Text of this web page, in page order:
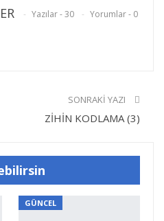
Yazılar - 30 Yorumlar - 0
SONRAKI YAZI
ZİHİN KODLAMA (3)
GÜNCEL